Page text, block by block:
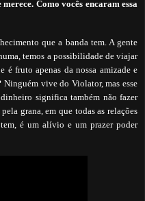
Como vocês encaram essa
que a banda tem. A gente
temos a possibilidade de viajar
fruto apenas da nossa amizade e
vive do Violator, mas esse
significa também não fazer
grana, em que todas as relações
é um alívio e um prazer poder